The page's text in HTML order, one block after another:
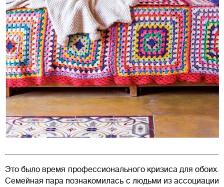
Это было время профессионального кризиса для обоих.
Семейная пара познакомилась с людьми из ассоциации